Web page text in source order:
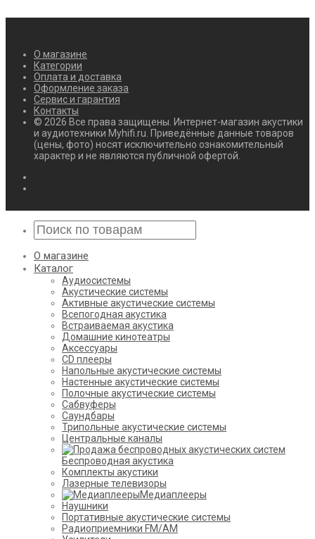
О магазине
Категории
Оплата и доставка
Оформление заказа
Сервис и гарантия
Контакты
© 2026 Все права защищены. Интернет-магазин акустики
и аудиотехники Myhifi.ru. Приведённые данные товаров
(цены, фото) носят исключительно ознакомительный
характер и не являются публичной офертой.
О магазине
Каталог
Аудиосистемы
Акустические системы
Активные акустические системы
Всепогодная акустика
Встраиваемая акустика
Домашние кинотеатры
Аксессуары
CD плееры
Напольные акустические системы
Настенные акустические системы
Полочные акустические системы
Сабвуферы
Саундбары
Трипольные акустические системы
Центральные каналы
Беспроводная акустика
Комплекты акустики
Лазерные телевизоры
Медиаплееры
Наушники
Портативные акустические системы
Радиоприемники FM/AM